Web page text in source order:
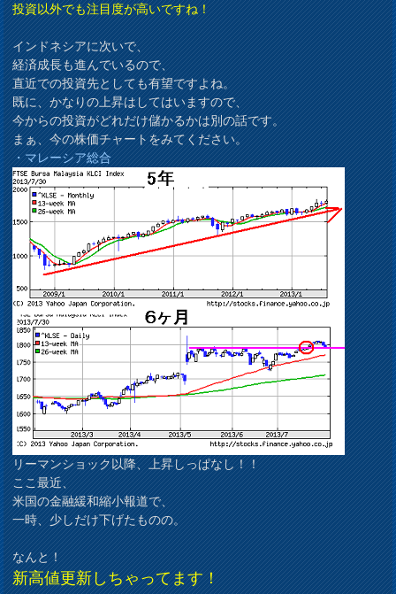
投資以外でも注目度が高いですね！
インドネシアに次いで、
経済成長も進んでいるので、
直近での投資先としても有望ですよね。
既に、かなりの上昇はしてはいますので、
今からの投資がどれだけ儲かるかは別の話です。
まぁ、今の株価チャートをみてください。
・マレーシア総合
リーマンショック以降、上昇しっぱなし！！
ここ最近、
米国の金融緩和縮小報道で、
一時、少しだけ下げたものの。
なんと！
新高値更新しちゃってます！